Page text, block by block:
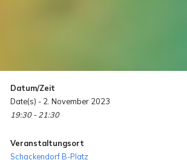
Datum/Zeit
Date(s) - 2. November 2023
19:30 - 21:30
Veranstaltungsort
Schackendorf B-Platz